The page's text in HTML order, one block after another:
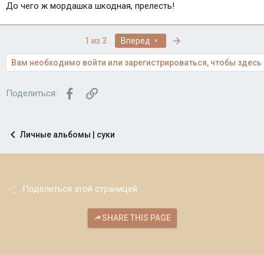
До чего ж мордашка шкодная, прелесть!
1 из 3 Вперед
Вам необходимо войти или зарегистрироваться, чтобы здесь
Поделиться: FacebookСсылка
Личные альбомы | суки
Поделиться этой страницей
SHARE THIS PAGE